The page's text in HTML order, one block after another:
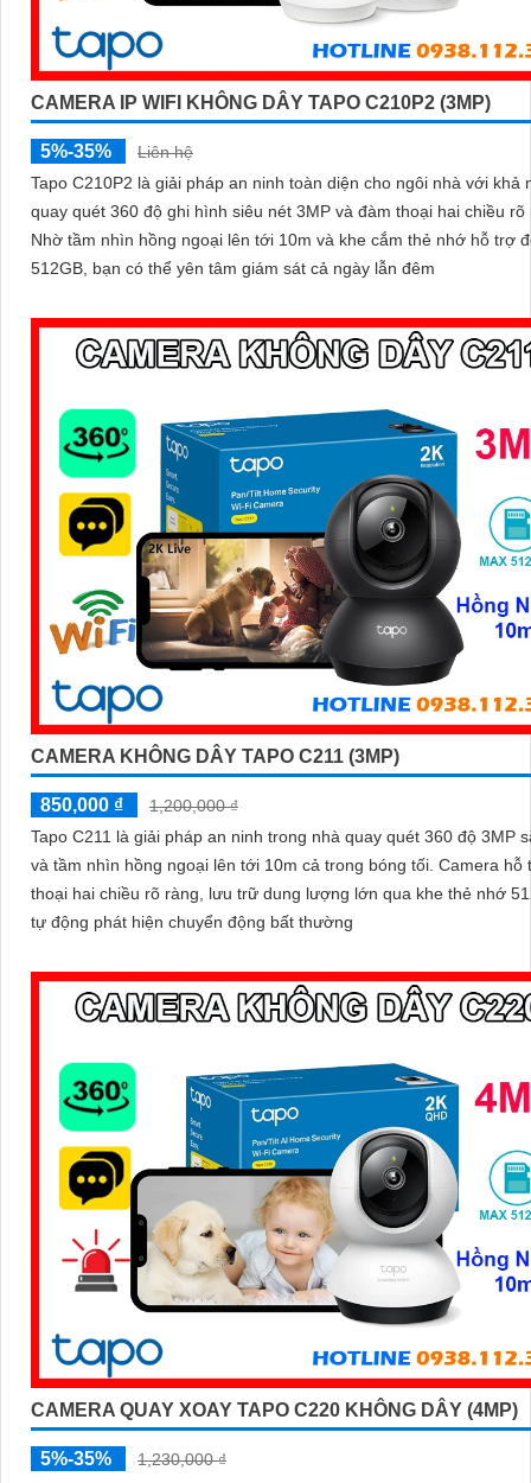
CAMERA IP WIFI KHÔNG DÂY TAPO C210P2 (3MP)
5%-35%
Liên hệ
Tapo C210P2 là giải pháp an ninh toàn diện cho ngôi nhà với khả
quay quét 360 độ ghi hình siêu nét 3MP và đàm thoại hai chiều rõ
Nhờ tầm nhìn hồng ngoại lên tới 10m và khe cắm thẻ nhớ hỗ trợ
512GB, bạn có thể yên tâm giám sát cả ngày lẫn đêm
CAMERA KHÔNG DÂY TAPO C211 (3MP)
850,000 ₫
1,200,000 ₫
Tapo C211 là giải pháp an ninh trong nhà quay quét 360 độ 3MP
và tầm nhìn hồng ngoại lên tới 10m cả trong bóng tối. Camera hỗ trợ đàm
thoại hai chiều rõ ràng, lưu trữ dung lượng lớn qua khe thẻ nhớ
tự động phát hiện chuyển động bất thường
CAMERA QUAY XOAY TAPO C220 KHÔNG DÂY (4MP)
5%-35%
1,230,000 ₫